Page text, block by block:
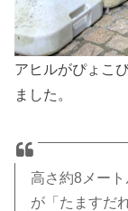
アヒルがぴょこ
ました。
高さ約8メー
が「たますだ